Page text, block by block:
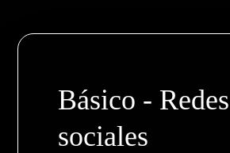
Básico - Redes
sociales